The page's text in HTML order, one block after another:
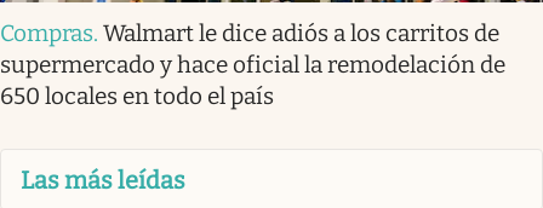
Compras. Walmart le dice adiós a los carritos de
supermercado y hace oficial la remodelación de
650 locales en todo el país
Las más leídas